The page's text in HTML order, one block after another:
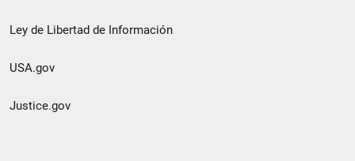
Ley de Libertad de Información
USA.gov
Justice.gov